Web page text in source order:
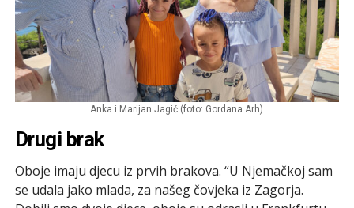
Anka i Marijan Jagić (foto: Gordana Arh)
Drugi brak
Oboje imaju djecu iz prvih brakova. “U Njemačkoj sam
se udala jako mlada, za našeg čovjeka iz Zagorja.